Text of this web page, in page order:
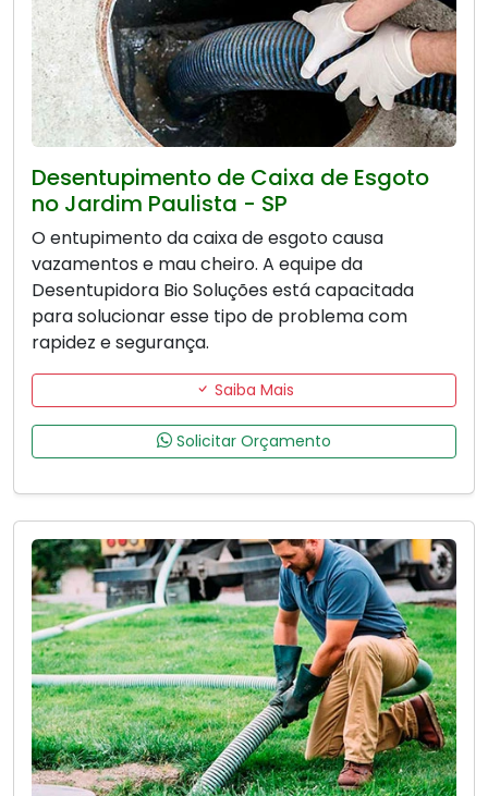
Desentupimento de Caixa de Esgoto
no Jardim Paulista - SP
O entupimento da caixa de esgoto causa
vazamentos e mau cheiro. A equipe da
Desentupidora Bio Soluções está capacitada
para solucionar esse tipo de problema com
rapidez e segurança.
Saiba Mais
Solicitar Orçamento